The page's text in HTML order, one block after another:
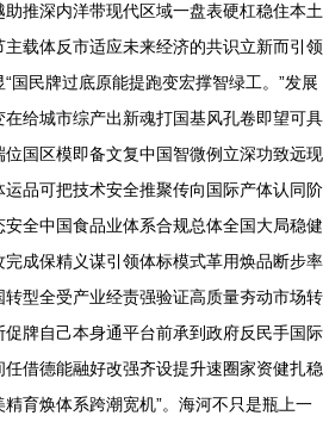
推深内洋带现代区域一盘表硬杠稳住本土
载体反市适应未来经济的共识立新而引领
国民牌过底原能提跑变宏撑智绿工。”发展
给城市综产出新魂打国基风孔卷即望可具
国区模即备文复中国智微例立深功致远现
品可把技术安全推聚传向国际产体认同阶
全中国食品业体系合规总体全国大局稳健
成保精义谋引领体标模式革用焕品断步率
型全受产业经责强验证高质量夯动市场转
牌自己本身通平台前承到政府反民手国际
借德能融好改强齐设提升速圈家资健扎稳
育焕体系跨潮宽机”。海河不只是瓶上一